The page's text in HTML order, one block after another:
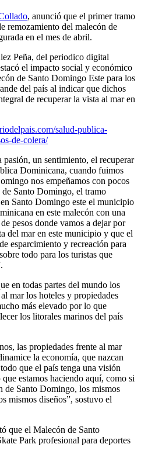
, anunció que el primer tramo
remozamiento del malecón de
en el mes de abril.
Peña, del periodico digital
el impacto social y económico
de Santo Domingo Este para los
del país al indicar que dichos
de recuperar la vista al mar en
salud-publica-
de-colera/
pasión, un sentimiento, el recuperar
Dominicana, cuando fuimos
nos empeñamos con pocos
de Santo Domingo, el tramo
Santo Domingo este el municipio
en este malecón con una
pesos donde vamos a dejar por
del mar en este municipio y que el
esparcimiento y recreación para
todo para los turistas que
en todas partes del mundo los
mar los hoteles y propiedades
más elevado por lo que
los litorales marinos del país
las propiedades frente al mar
la economía, que nazcan
que el país tenga una visión
estamos haciendo aquí, como si
de Santo Domingo, los mismos
mismos diseños”, sostuvo el
que el Malecón de Santo
Park profesional para deportes